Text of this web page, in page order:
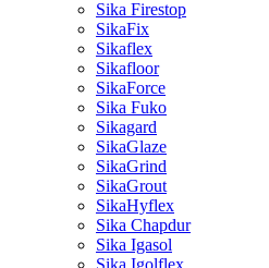
Sika Firestop
SikaFix
Sikaflex
Sikafloor
SikaForce
Sika Fuko
Sikagard
SikaGlaze
SikaGrind
SikaGrout
SikaHyflex
Sika Chapdur
Sika Igasol
Sika Igolflex